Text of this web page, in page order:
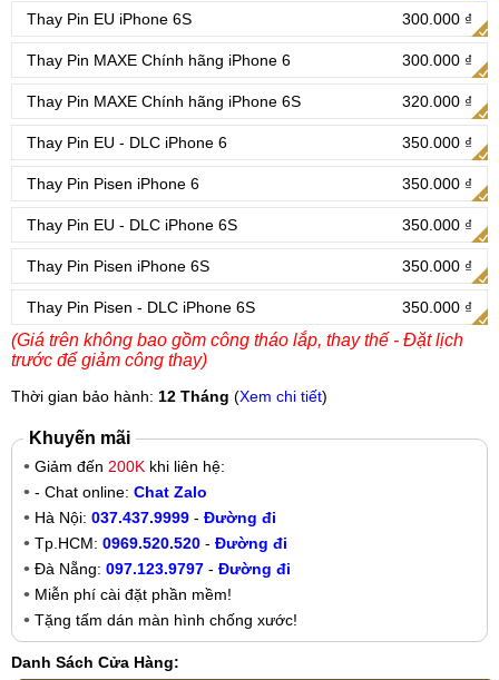
Thay Pin EU iPhone 6S 300.000 ₫
Thay Pin MAXE Chính hãng iPhone 6 300.000 ₫
Thay Pin MAXE Chính hãng iPhone 6S 320.000 ₫
Thay Pin EU - DLC iPhone 6 350.000 ₫
Thay Pin Pisen iPhone 6 350.000 ₫
Thay Pin EU - DLC iPhone 6S 350.000 ₫
Thay Pin Pisen iPhone 6S 350.000 ₫
Thay Pin Pisen - DLC iPhone 6S 350.000 ₫
(Giá trên không bao gồm công tháo lắp, thay thế - Đặt lịch
trước để giảm công thay)
Thời gian bảo hành: 12 Tháng (Xem chi tiết)
Khuyến mãi
Giảm đến 200K khi liên hệ:
- Chat online: Chat Zalo
Hà Nội: 037.437.9999 - Đường đi
Tp.HCM: 0969.520.520 - Đường đi
Đà Nẵng: 097.123.9797 - Đường đi
Miễn phí cài đặt phần mềm!
Tặng tấm dán màn hình chống xước!
Danh Sách Cửa Hàng: